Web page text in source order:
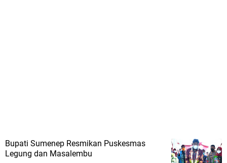
Bupati Sumenep Resmikan Puskesmas
Legung dan Masalembu